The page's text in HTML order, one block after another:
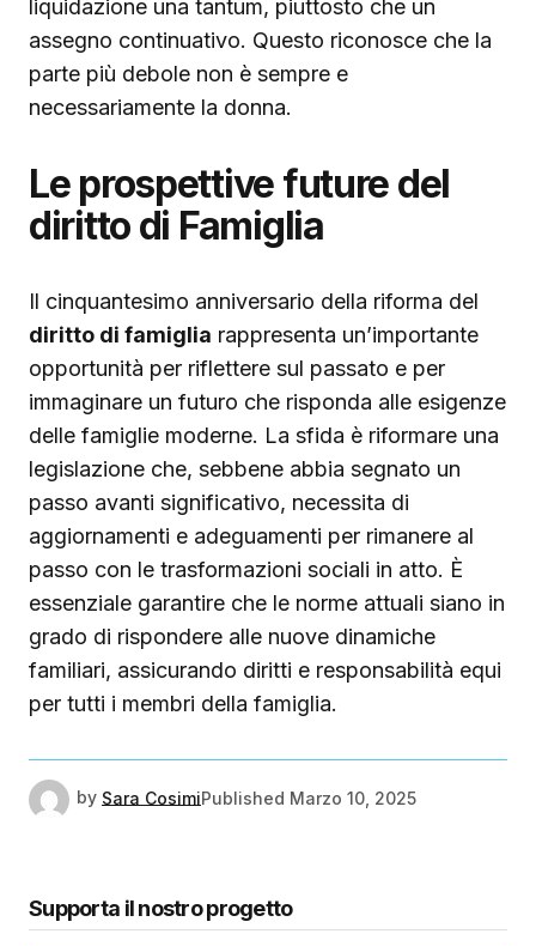
liquidazione una tantum, piuttosto che un
assegno continuativo. Questo riconosce che la
parte più debole non è sempre e
necessariamente la donna.
Le prospettive future del
diritto di Famiglia
Il cinquantesimo anniversario della riforma del
diritto di famiglia rappresenta un’importante
opportunità per riflettere sul passato e per
immaginare un futuro che risponda alle esigenze
delle famiglie moderne. La sfida è riformare una
legislazione che, sebbene abbia segnato un
passo avanti significativo, necessita di
aggiornamenti e adeguamenti per rimanere al
passo con le trasformazioni sociali in atto. È
essenziale garantire che le norme attuali siano in
grado di rispondere alle nuove dinamiche
familiari, assicurando diritti e responsabilità equi
per tutti i membri della famiglia.
by Sara CosimiPublished Marzo 10, 2025
Supporta il nostro progetto